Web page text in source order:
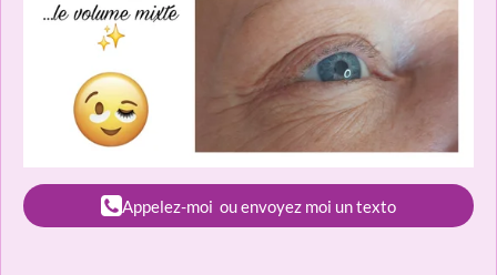
Appelez-moi ou envoyez moi un texto